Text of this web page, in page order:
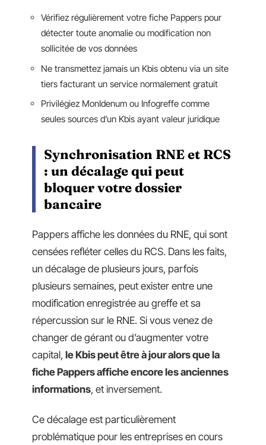
Vérifiez régulièrement votre fiche Pappers pour
détecter toute anomalie ou modification non
sollicitée de vos données
Ne transmettez jamais un Kbis obtenu via un site
tiers facturant un service normalement gratuit
Privilégiez MonIdenum ou Infogreffe comme
seules sources d’un Kbis ayant valeur juridique
Synchronisation RNE et RCS
: un décalage qui peut
bloquer votre dossier
bancaire
Pappers affiche les données du RNE, qui sont
censées refléter celles du RCS. Dans les faits,
un décalage de plusieurs jours, parfois
plusieurs semaines, peut exister entre une
modification enregistrée au greffe et sa
répercussion sur le RNE. Si vous venez de
changer de gérant ou d’augmenter votre
capital, le Kbis peut être à jour alors que la
fiche Pappers affiche encore les anciennes
informations, et inversement.
Ce décalage est particulièrement
problématique pour les entreprises en cours